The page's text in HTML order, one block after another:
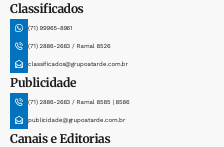
Classificados
(71) 99965-8961
(71) 2886-2683 / Ramal 8526
classificados@grupoatarde.com.br
Publicidade
(71) 2886-2683 / Ramal 8585 | 8586
publicidade@grupoatarde.com.br
Canais e Editorias